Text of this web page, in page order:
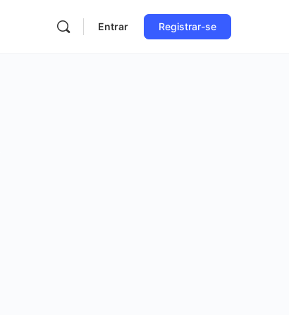
Entrar Registrar-se